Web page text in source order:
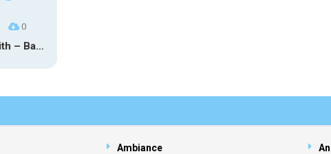
0
Carter Faith – Bar Star Vevo
Ambiance